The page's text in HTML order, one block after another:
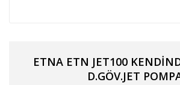
ETNA ETN JET100
D.GÖV.JET